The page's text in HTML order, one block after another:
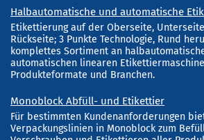
Halbautomatische und automatische
Etikettierung auf der Oberseite,
Rückseite; 3 Punkte Technologie, Rund
komplettes Sortiment an
automatischen linearen
Produkteformate und Branchen.
Monoblock Abfüll- und Etikettier
Für bestimmten Kundenanforderungen
Verpackungslinien in Monoblock zum